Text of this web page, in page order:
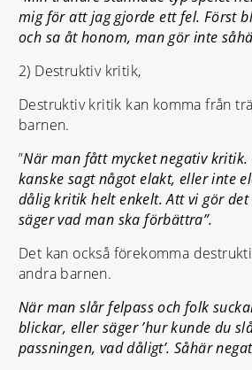
mig för att jag gjorde ett fel. Först
och sa åt honom, man gör inte
2) Destruktiv kritik,
Destruktiv kritik kan komma från
barnen.
”När man fått mycket negativ
kanske sagt något elakt, eller inte
dålig kritik helt enkelt. Att vi gör
säger vad man ska förbättra”.
Det kan också förekomma
andra barnen.
När man slår felpass och folk
blickar, eller säger ’hur kunde du
passningen, vad dåligt’. Såhär